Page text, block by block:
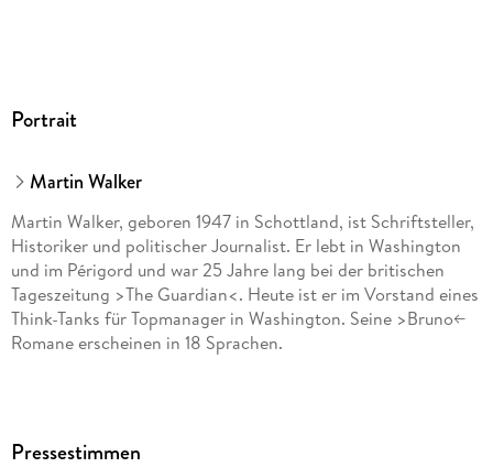
Portrait
Martin Walker
Martin Walker, geboren 1947 in Schottland, ist Schriftsteller,
Historiker und politischer Journalist. Er lebt in Washington
und im Périgord und war 25 Jahre lang bei der britischen
Tageszeitung >The Guardian<. Heute ist er im Vorstand eines
Think-Tanks für Topmanager in Washington. Seine >Bruno<-
Romane erscheinen in 18 Sprachen.
Pressestimmen